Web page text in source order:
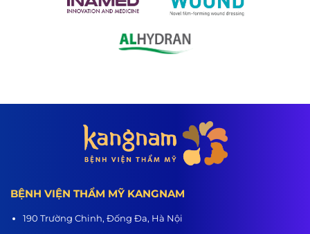
BỆNH VIỆN THẨM MỸ KANGNAM
190 Trường Chinh, Đống Đa, Hà Nội